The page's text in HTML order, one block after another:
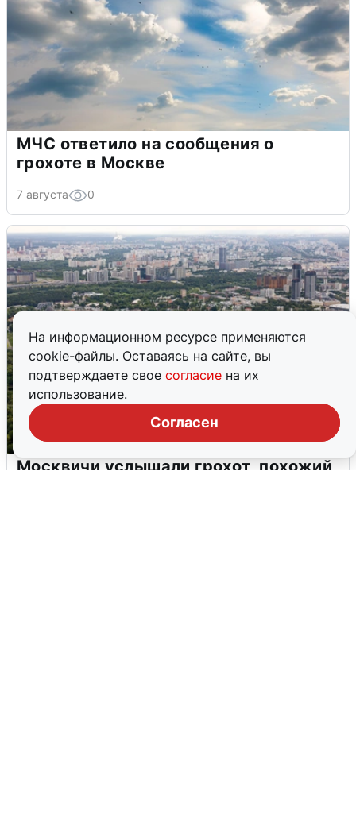
На информационном ресурсе применяются
cookie-файлы. Оставаясь на сайте, вы
подтверждаете свое согласие на их
использование.
Согласен
МЧС ответило на сообщения о
грохоте в Москве
7 августа 0
Москвичи услышали грохот, похожий